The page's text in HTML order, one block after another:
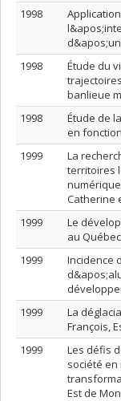
1998
1998
Étude du
banlieue
1998
Étude de
en
1999
La
territoires
Catherine
1999
Le
au Québec
1999
Incidence
1999
La
François,
1999
Les défis
société
Est de